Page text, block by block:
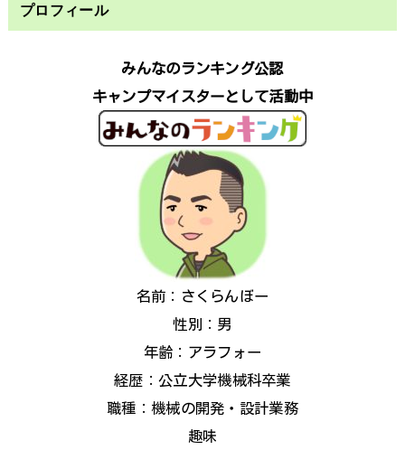
プロフィール
みんなのランキング公認
キャンプマイスターとして活動中
名前：さくらんぼー
性別：男
年齢：アラフォー
経歴：公立大学機械科卒業
職種：機械の開発・設計業務
趣味